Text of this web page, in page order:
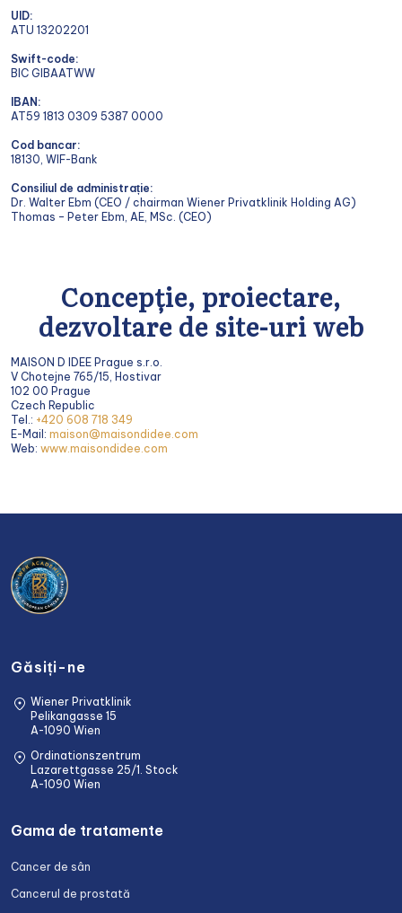
UID:
ATU 13202201
Swift-code:
BIC GIBAATWW
IBAN:
AT59 1813 0309 5387 0000
Cod bancar:
18130, WIF-Bank
Consiliul de administrație:
Dr. Walter Ebm (CEO / chairman Wiener Privatklinik Holding AG)
Thomas – Peter Ebm, AE, MSc. (CEO)
Concepție, proiectare,
dezvoltare de site-uri web
MAISON D IDEE Prague s.r.o.
V Chotejne 765/15, Hostivar
102 00 Prague
Czech Republic
Tel.: +420 608 718 349
E-Mail: maison@maisondidee.com
Web: www.maisondidee.com
Găsiți-ne
Wiener Privatklinik
Pelikangasse 15
A-1090 Wien
Ordinationszentrum
Lazarettgasse 25/1. Stock
A-1090 Wien
Gama de tratamente
Cancer de sân
Cancerul de prostată